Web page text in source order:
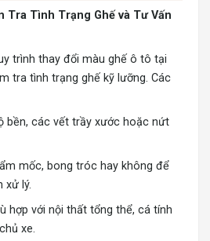
Tra Tình Trạng Ghế và Tư Vấn
trình thay đổi màu ghế ô tô tại
tra tình trạng ghế kỹ lưỡng. Các
bền, các vết trầy xước hoặc nứt
mốc, bong tróc hay không để
xử lý.
hợp với nội thất tổng thể, cá tính
xe.